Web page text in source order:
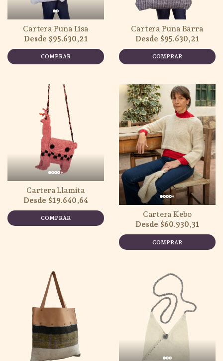
Cartera Puna Lisa
$95.630,21
COMPRAR
Cartera Puna Barra
$95.630,21
COMPRAR
Cartera Llamita
$19.640,64
COMPRAR Cartera Kebo
$60.930,31
COMPRAR